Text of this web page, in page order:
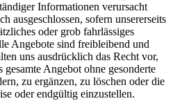
Informationen verursacht
ausgeschlossen, sofern unsererseits
oder grob fahrlässiges
Angebote sind freibleibend und
uns ausdrücklich das Recht vor,
gesamte Angebot ohne gesonderte
zu ergänzen, zu löschen oder die
oder endgültig einzustellen.